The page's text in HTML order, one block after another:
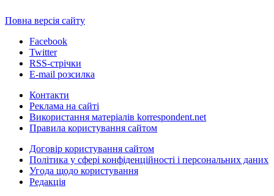
Повна версія сайту
Facebook
Twitter
RSS-стрічки
E-mail розсилка
Контакти
Реклама на сайті
Використання матеріалів korrespondent.net
Правила користування сайтом
Договір користування сайтом
Політика у сфері конфіденційності і персональних даних
Угода щодо користування
Редакція